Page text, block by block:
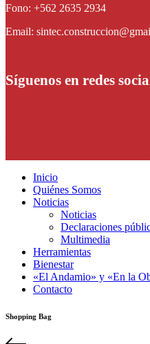
Fono: +562 2635 2934
Email:
Síguenos en redes
Inicio
Quiénes Somos
Noticias
Noticias
Declaraciones
Multimedia
Herramientas
Bienestar
«El Andamio» y «En la
Contacto
Shopping Bag